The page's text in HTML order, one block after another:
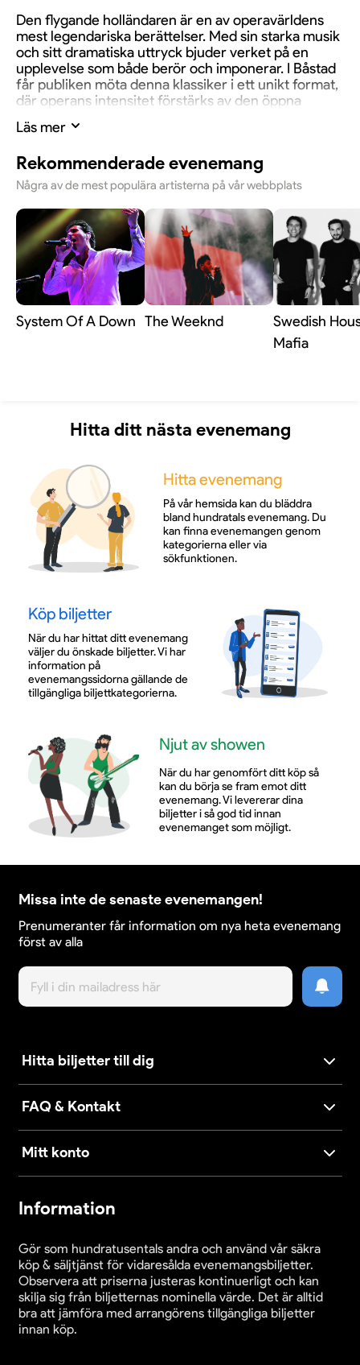
Den flygande holländaren är en av operavärldens
mest legendariska berättelser. Med sin starka musik
och sitt dramatiska uttryck bjuder verket på en
upplevelse som både berör och imponerar. I Båstad
får publiken möta denna klassiker i ett unikt format,
där operans intensitet förstärks av den öppna
Världssolister, kör och
symfoniorkester
På scen samlas världssolister, omkring hundra
körsångare och Helsingborgs Symfoniorkester för
att tillsammans skapa en kväll i internationell
toppklass. Kombinationen av starka röster, stor kör
och levande orkestermusik gör konserten till en
Efter framgången med Verdis Aida, som 2025 fyllde
läktarna till rekordnivåer, fortsätter Birgit Nilsson
Festival att skapa stora operahändelser i Båstad.
Denna gång väntar en kväll där Wagners musik, den
dramatiska berättelsen och den ljusa
sommarkvällen möts i en upplevelse som blir både
kraftfull och minnesvärd.
En unik sommarupplevelse i Båstad
Med Tennisstadion som scen och sommaren som
kuliss blir Den flygande holländaren mer än en
storslaget och nära sätt, mitt i Båstads levande
centrum. En kväll för alla som vill låta sig svepas med
av stor musik, stark dramatik och en atmosfär som
bara en open air-konsert vid havet kan skapa.
Läs mer
Rekommenderade evenemang
Några av de mest populära artisterna på vår webbplats
System Of A Down The Weeknd
Swedish
Mafia
Hitta ditt nästa evenemang
Hitta evenemang
På vår hemsida kan du bläddra
bland hundratals evenemang. Du
kan finna evenemangen genom
kategorierna eller via
sökfunktionen.
Köp biljetter
När du har hittat ditt evenemang
väljer du önskade biljetter. Vi har
information på
evenemangssidorna gällande de
tillgängliga biljettkategorierna.
Njut av showen
När du har genomfört ditt köp så
kan du börja se fram emot ditt
evenemang. Vi levererar dina
biljetter i så god tid innan
evenemanget som möjligt.
Missa inte de senaste evenemangen!
Prenumeranter får information om nya heta evenemang
först av alla
Hitta biljetter till dig
FAQ & Kontakt
Mitt konto
Information
Gör som hundratusentals andra och använd vår säkra
köp & säljtjänst för vidaresålda evenemangsbiljetter.
Observera att priserna justeras kontinuerligt och kan
skilja sig från biljetternas nominella värde. Det är alltid
bra att jämföra med arrangörens tillgängliga biljetter
innan köp.